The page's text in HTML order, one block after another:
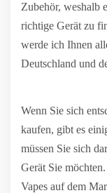
Zubehör, weshalb
richtige Gerät zu
werde ich Ihnen
Deutschland und
Wenn Sie sich
kaufen, gibt es
müssen Sie sich
Gerät Sie
Vapes auf dem